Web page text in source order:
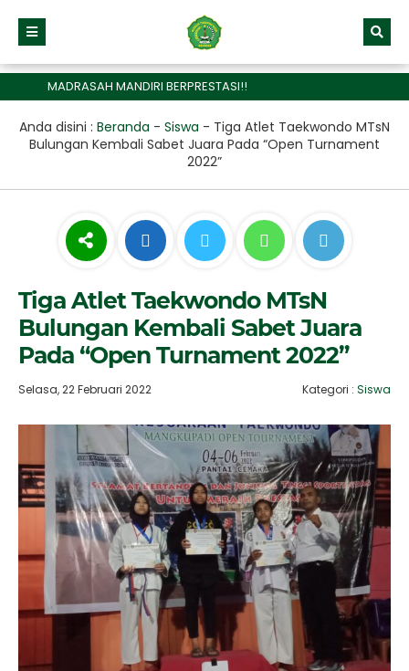
MADRASAH MANDIRI BERPRESTASI!!
Anda disini : Beranda - Siswa - Tiga Atlet Taekwondo MTsN
Bulungan Kembali Sabet Juara Pada “Open Turnament
2022”
Tiga Atlet Taekwondo MTsN
Bulungan Kembali Sabet Juara
Pada “Open Turnament 2022”
Selasa, 22 Februari 2022 Kategori : Siswa